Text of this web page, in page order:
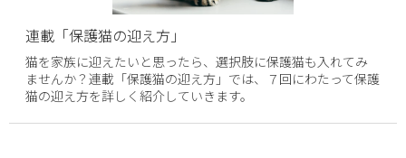
連載「保護猫の迎え方」
猫を家族に迎えたいと思ったら、選択肢に保護猫も入れてみ
ませんか？連載「保護猫の迎え方」では、７回にわたって保護
猫の迎え方を詳しく紹介していきます。